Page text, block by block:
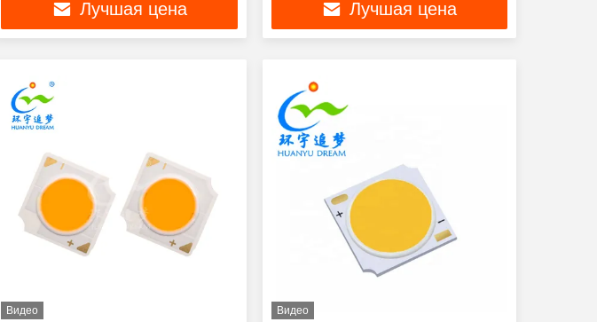
Лучшая цена
2825 Коррозионная стойкость
Лучшая цена
Видео Видео